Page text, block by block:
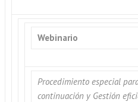
Webinario
Procedimiento especial
continuación y Gestión